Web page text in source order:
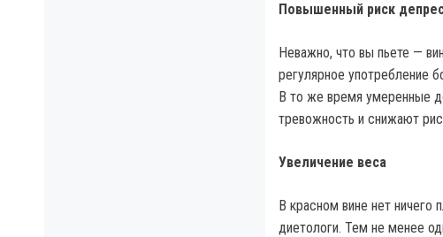
Повышенный риск
Неважно, что вы пьете —
регулярное употребление
В то же время умеренные
тревожность и снижают
Увеличение веса
В красном вине нет ничего
диетологи. Тем не менее